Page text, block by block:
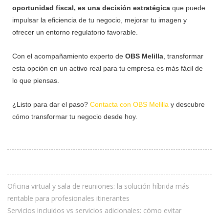
oportunidad fiscal, es una decisión estratégica que puede
impulsar la eficiencia de tu negocio, mejorar tu imagen y
ofrecer un entorno regulatorio favorable.
Con el acompañamiento experto de OBS Melilla , transformar
esta opción en un activo real para tu empresa es más fácil de
lo que piensas.
¿Listo para dar el paso? Contacta con OBS Melilla y descubre
cómo transformar tu negocio desde hoy.
Oficina virtual y sala de reuniones: la solución híbrida más
rentable para profesionales itinerantes
Servicios incluidos vs servicios adicionales: cómo evitar